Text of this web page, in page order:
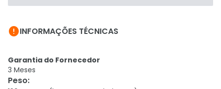
INFORMAÇÕES TÉCNICAS
Garantia do Fornecedor
3 Meses
Peso: